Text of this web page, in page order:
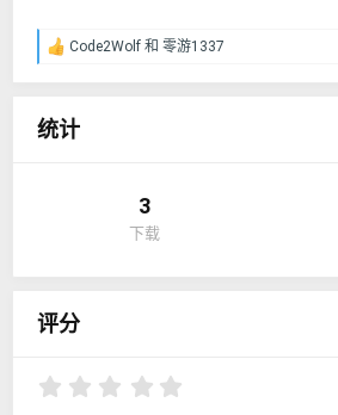
反 Code2Wolf 和 零游1337
统计
3
下载
评分